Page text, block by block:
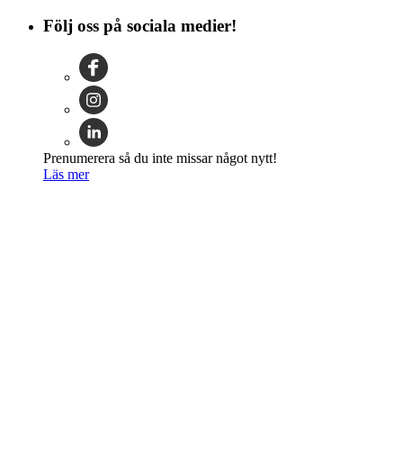
Följ oss på sociala medier!
Prenumerera så du inte missar något nytt!
Läs mer